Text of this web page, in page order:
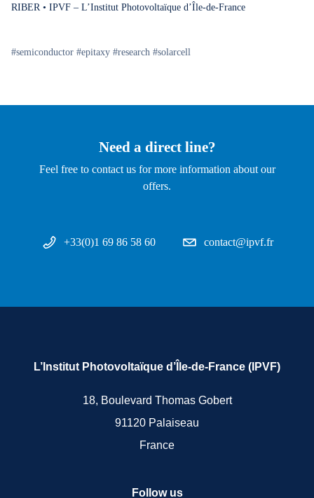
RIBER • IPVF – L’Institut Photovoltaïque d’Île-de-France
#semiconductor #epitaxy #research #solarcell
Need a direct line?
Feel free to contact us for more information about our
offers.
+33(0)1 69 86 58 60 contact@ipvf.fr
L’Institut Photovoltaïque d’Île-de-France (IPVF)
18, Boulevard Thomas Gobert
91120 Palaiseau
France
Follow us